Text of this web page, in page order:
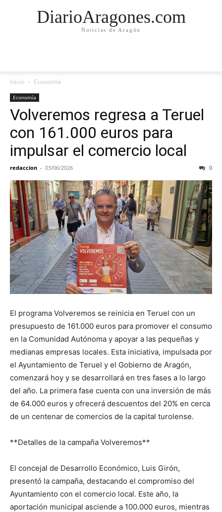
DiarioAragones.com
Noticias de Aragón
Inicio Economía
Economía
Volveremos regresa a Teruel
con 161.000 euros para
impulsar el comercio local
redaccion - 03/06/2026 0
El programa Volveremos se reinicia en Teruel con un
presupuesto de 161.000 euros para promover el consumo
en la Comunidad Autónoma y apoyar a las pequeñas y
medianas empresas locales. Esta iniciativa, impulsada por
el Ayuntamiento de Teruel y el Gobierno de Aragón,
comenzará hoy y se desarrollará en tres fases a lo largo
del año. La primera fase cuenta con una inversión de más
de 64.000 euros y ofrecerá descuentos del 20% en cerca
de un centenar de comercios de la capital turolense.
**Detalles de la campaña Volveremos**
El concejal de Desarrollo Económico, Luis Girón,
presentó la campaña, destacando el compromiso del
Ayuntamiento con el comercio local. Este año, la
aportación municipal asciende a 100.000 euros, mientras